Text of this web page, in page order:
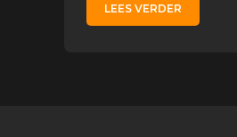
LEES VERDER